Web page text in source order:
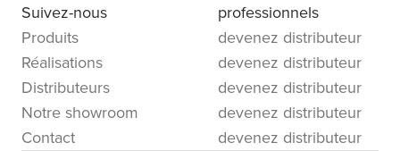
Suivez-nous
Produits
Réalisations
Distributeurs
Notre showroom
Contact
professionnels
devenez distributeur
devenez distributeur
devenez distributeur
devenez distributeur
devenez distributeur